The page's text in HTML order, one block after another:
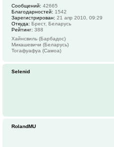
Сообщений: 42665
Благодарностей: 1542
Зарегистрирован: 21 апр 2010, 09:29
Откуда: Брест, Беларусь
Рейтинг: 388
Хайнсвиль (Барбадос)
Микашевичи (Беларусь)
Тогафуафуа (Самоа)
Selenid
RolandMU